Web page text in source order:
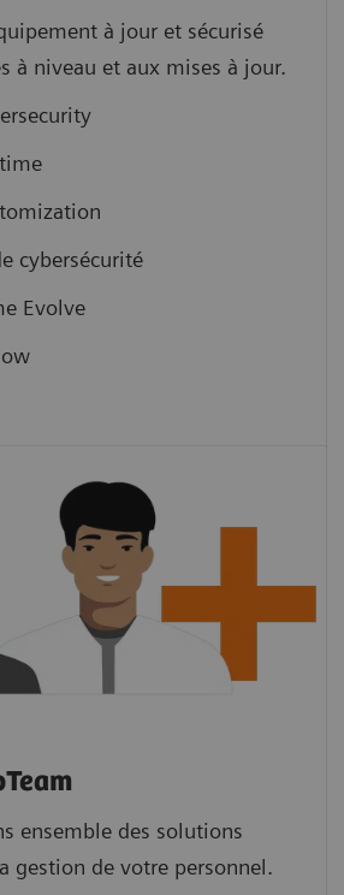
à jour et sécurisé
à niveau et aux mises à jour.
cybersécurité
Evolve
ensemble des solutions
gestion de votre personnel.